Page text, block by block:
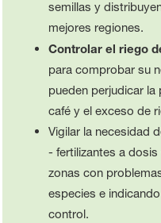
semillas y
mejores regiones.
Controlar el riego
para comprobar su
pueden perjudicar
café y el exceso de
Vigilar la necesidad
- fertilizantes a
zonas con
especies e
control.